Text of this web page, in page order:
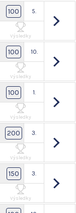
100 5.
Výsledky
100 10.
Výsledky
100 1.
Výsledky
200 3.
Výsledky
150 3.
Výsledky